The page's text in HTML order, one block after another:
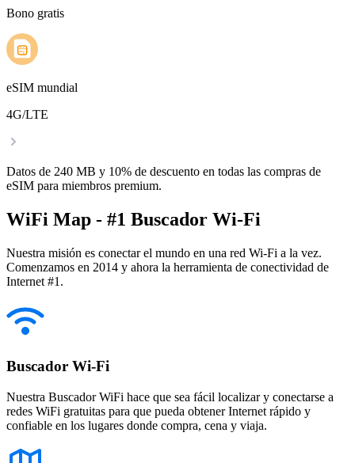
Bono gratis
eSIM mundial
4G/LTE
Datos de 240 MB y 10% de descuento en todas las compras de
eSIM para miembros premium.
WiFi Map - #1 Buscador Wi-Fi
Nuestra misión es conectar el mundo en una red Wi-Fi a la vez.
Comenzamos en 2014 y ahora la herramienta de conectividad de
Internet #1.
Buscador Wi-Fi
Nuestra Buscador WiFi hace que sea fácil localizar y conectarse a
redes WiFi gratuitas para que pueda obtener Internet rápido y
confiable en los lugares donde compra, cena y viaja.